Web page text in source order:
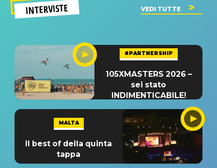
INTERVISTE VEDI TUTTE
#PARTNERSHIP
105XMASTERS 2026 –
sei stato
INDIMENTICABILE!
MALTA
Il best of della quinta
tappa